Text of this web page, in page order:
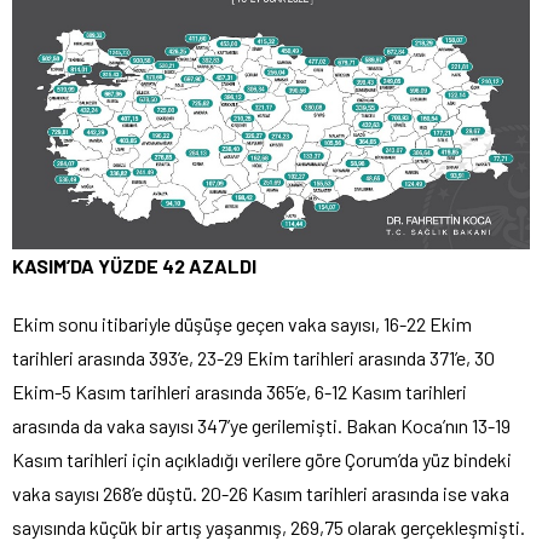
KASIM’DA YÜZDE 42 AZALDI
Ekim sonu itibariyle düşüşe geçen vaka sayısı, 16-22 Ekim
tarihleri arasında 393’e, 23-29 Ekim tarihleri arasında 371’e, 30
Ekim-5 Kasım tarihleri arasında 365’e, 6-12 Kasım tarihleri
arasında da vaka sayısı 347’ye gerilemişti. Bakan Koca’nın 13-19
Kasım tarihleri için açıkladığı verilere göre Çorum’da yüz bindeki
vaka sayısı 268’e düştü. 20-26 Kasım tarihleri arasında ise vaka
sayısında küçük bir artış yaşanmış, 269,75 olarak gerçekleşmişti.